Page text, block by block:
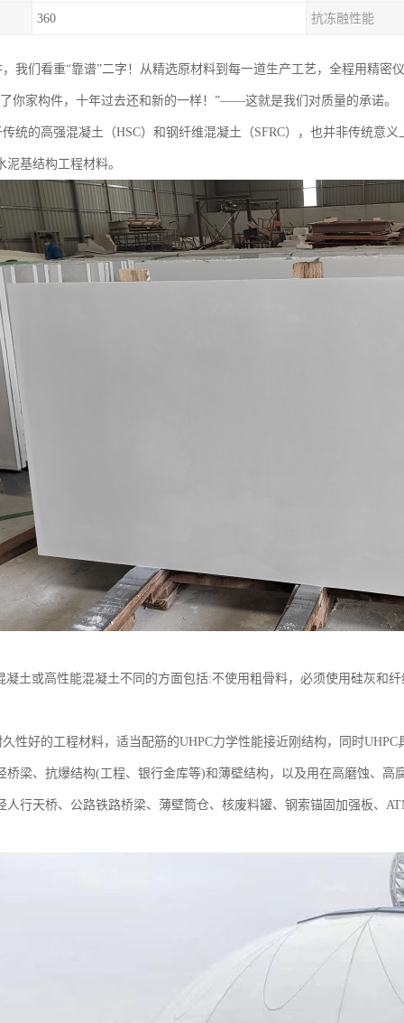
360 抗冻融性能
，我们看重“靠谱”二字！从精选原材料到每一道生产工艺，全程用精密
你家构件，十年过去还和新的一样！”——这就是我们对质量的承诺。
传统的高强混凝土（HSC）和钢纤维混凝土（SFRC），也并非传统意
泥基结构工程材料。
凝土或高性能混凝土不同的方面包括:不使用粗骨料，必须使用硅灰和
久性好的工程材料，适当配筋的UHPC力学性能接近刚结构，同时
桥梁、抗爆结构(工程、银行金库等)和薄壁结构，以及用在高磨蚀、高
人行天桥、公路铁路桥梁、薄壁筒仓、核废料罐、钢索锚固加强板、